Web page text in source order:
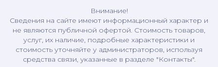
Внимание!
Сведения на сайте имеют информационный характер и
не являются публичной офертой. Стоимость товаров,
услуг, их наличие, подробные характеристики и
стоимость уточняйте у администраторов, используя
средства связи, указанные в разделе "Контакты".